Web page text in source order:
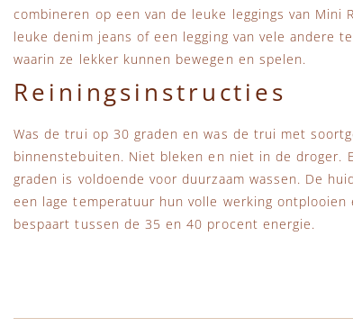
combineren op een van de leuke leggings van Mini
leuke denim jeans of een legging van vele andere
waarin ze lekker kunnen bewegen en spelen.
Reiningsinstructies
Was de trui op 30 graden en was de trui met
binnenstebuiten. Niet bleken en niet in de droger.
graden is voldoende voor duurzaam wassen. De
een lage temperatuur hun volle werking
bespaart tussen de 35 en 40 procent energie.